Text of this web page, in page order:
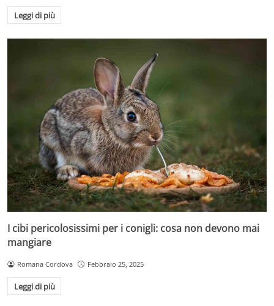
Leggi di più
I cibi pericolosissimi per i conigli: cosa non devono mai
mangiare
Romana Cordova Febbraio 25, 2025
Leggi di più